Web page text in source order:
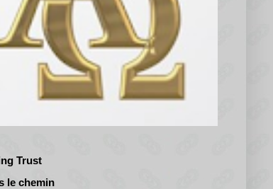
Trust
le chemin